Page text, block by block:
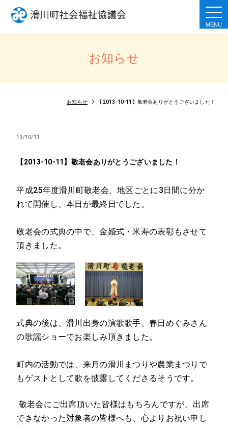
お知らせ
お知らせ 【2013-10-11】敬老会ありがとうございました！
13/10/11
【2013-10-11】敬老会ありがとうございました！
平成25年度滑川町敬老会、地区ごとに3日間に分か
れて開催し、本日が最終日でした。
敬老会の式典の中で、金婚式・米寿の表彰もさせて
頂きました。
式典の後は、滑川出身の演歌歌手、春日めぐみさん
の歌謡ショーでお楽しみ頂きました。
町内の活動では、来月の滑川まつりや農業まつりで
もゲストとして歌を披露してくださるそうです。
敬老会にご出席頂いた皆様はもちろんですが、出席
できなかった対象者の皆様へも、心よりお祝い申し